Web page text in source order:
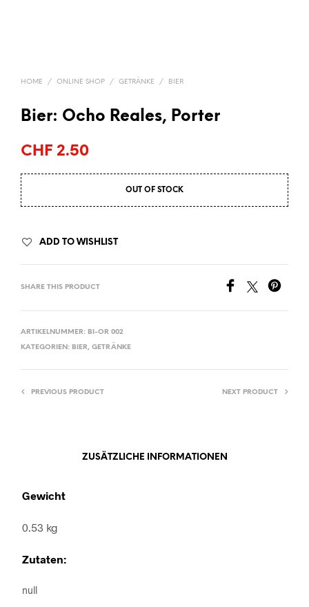
HOME / ONLINE SHOP / GETRÄNKE / BIER
Bier: Ocho Reales, Porter
CHF 2.50
OUT OF STOCK
ADD TO WISHLIST
SHARE THIS PRODUCT
ARTIKELNUMMER: BI-OR 002
KATEGORIEN: BIER, GETRÄNKE
PREVIOUS PRODUCT NEXT PRODUCT
ZUSÄTZLICHE INFORMATIONEN
Gewicht
0.53 kg
Zutaten:
null